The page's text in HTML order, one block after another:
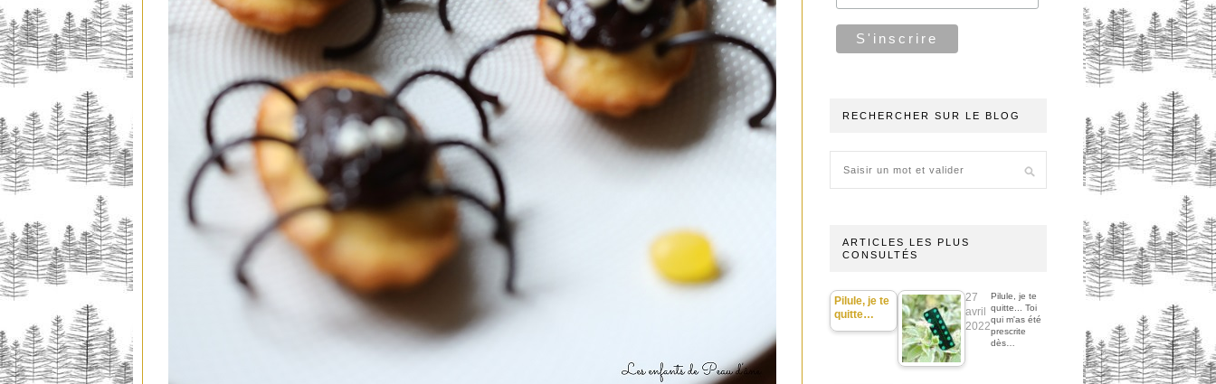
RECHERCHER SUR LE BLOG
ARTICLES LES PLUS
CONSULTÉS
Pilule, je te
quitte…
27
avril
2022
Pilule, je te
quitte... Toi
qui m'as été
prescrite
dès…